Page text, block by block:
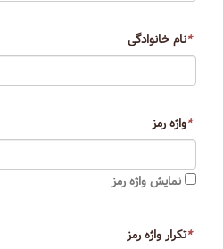
*نام خانوادگی
*واژه رمز
نمایش واژه رمز
*تکرار واژه رمز